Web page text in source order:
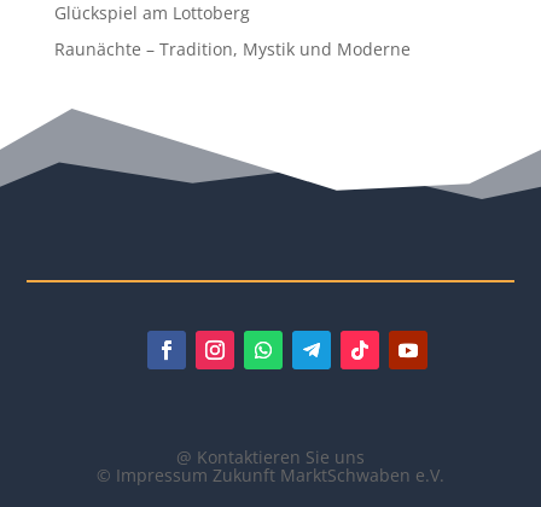
Glückspiel am Lottoberg
Raunächte – Tradition, Mystik und Moderne
@ Kontaktieren Sie uns
© Impressum Zukunft MarktSchwaben e.V.